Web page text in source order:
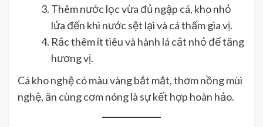
Thêm nước lọc vừa đủ ngập cá, kho nhỏ
lửa đến khi nước sệt lại và cá thấm gia vị.
Rắc thêm ít tiêu và hành lá cắt nhỏ để tăng
hương vị.
Cá kho nghệ có màu vàng bắt mắt, thơm nồng mùi
nghệ, ăn cùng cơm nóng là sự kết hợp hoàn hảo.